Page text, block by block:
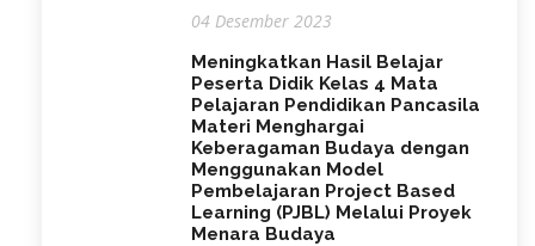
04 Desember 2023
Meningkatkan Hasil Belajar
Peserta Didik Kelas 4 Mata
Pelajaran Pendidikan Pancasila
Materi Menghargai
Keberagaman Budaya dengan
Menggunakan Model
Pembelajaran Project Based
Learning (PJBL) Melalui Proyek
Menara Budaya